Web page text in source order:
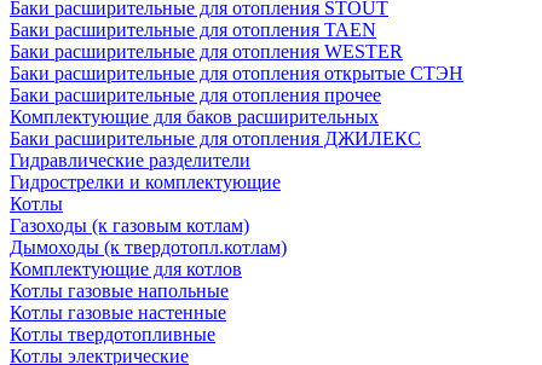
Баки расширительные для отопления STOUT
Баки расширительные для отопления TAEN
Баки расширительные для отопления WESTER
Баки расширительные для отопления открытые СТЭН
Баки расширительные для отопления прочее
Комплектующие для баков расширительных
Баки расширительные для отопления ДЖИЛЕКС
Гидравлические разделители
Гидрострелки и комплектующие
Котлы
Газоходы (к газовым котлам)
Дымоходы (к твердотопл.котлам)
Комплектующие для котлов
Котлы газовые напольные
Котлы газовые настенные
Котлы твердотопливные
Котлы электрические